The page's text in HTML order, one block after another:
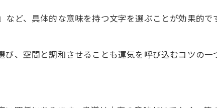
ど、具体的な意味を持つ文字を選ぶことが効果的で
、空間と調和させることも運気を呼び込むコツの一